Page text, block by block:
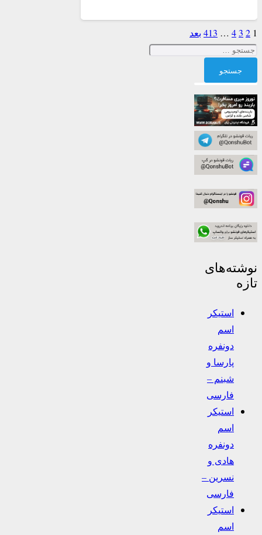
1
2
3
4
…
413 بعد
جستجو
نوشته‌های
تازه
استیکر
اسم
دونفره
پارسا و
شبنم –
فارسی
استیکر
اسم
دونفره
هادی و
نسرین –
فارسی
استیکر
اسم